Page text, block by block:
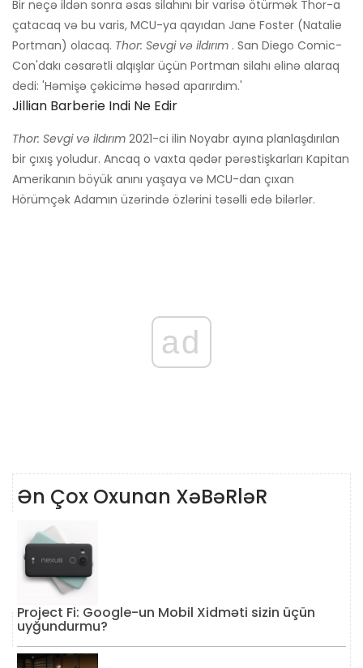
Bir neçə ildən sonra əsas silahını bir varisə ötürmək Thor-a
çatacaq və bu varis, MCU-ya qayıdan Jane Foster (Natalie
Portman) olacaq. Thor: Sevgi və ildırım . San Diego Comic-
Con'dakı cəsarətli alqışlar üçün Portman silahı əlinə alaraq
dedi: 'Həmişə çəkicimə həsəd aparırdım.'
Jillian Barberie Indi Ne Edir
Thor: Sevgi və ildırım 2021-ci ilin Noyabr ayına planlaşdırılan
bir çıxış yoludur. Ancaq o vaxta qədər pərəstişkarları Kapitan
Amerikanın böyük anını yaşaya və MCU-dan çıxan
Hörümçək Adamın üzərində özlərini təsəlli edə bilərlər.
ad
Ən Çox Oxunan XəBəRləR
Project Fi: Google-un Mobil Xidməti sizin üçün
uyğundurmu?